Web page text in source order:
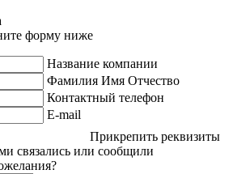
форму ниже
Название компании
Фамилия Имя Отчество
Контактный телефон
E-mail
Прикрепить реквизиты
связались или сообщили